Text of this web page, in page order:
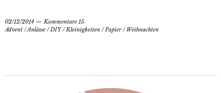
02/12/2014
Kommentare 15
Advent /Anlässe / DIY/ Kleinigkeiten / Papier/ Weihnachten